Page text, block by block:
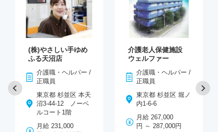
(株)やさしい手ゆめ
ふる天沼店
介護職・ヘルパー /
正職員
東京都 杉並区 本天
沼3-44-12 ノーベ
ルコート1階
月給 231,000
介護老人保健施設
ウェルファー
介護職・ヘルパー /
正職員
東京都 杉並区 堀ノ
内1-6-6
月給 267,000
円 ～ 287,000円